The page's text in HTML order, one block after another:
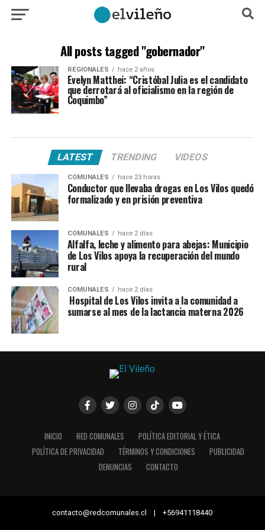
All posts tagged "gobernador"
REGIONALES hace 2 años
Evelyn Matthei: “Cristóbal Julia es el candidato
que derrotará al oficialismo en la región de
Coquimbo”
LATEST TRENDING VIDEOS
COMUNALES hace 23 horas
Conductor que llevaba drogas en Los Vilos quedó
formalizado y en prisión preventiva
COMUNALES hace 2 días
Alfalfa, leche y alimento para abejas: Municipio
de Los Vilos apoya la recuperación del mundo
rural
COMUNALES hace 2 días
Hospital de Los Vilos invita a la comunidad a
sumarse al mes de la lactancia materna 2026
INICIO RED COMUNALES
POLÍTICA EDITORIAL Y ÉTICA
POLÍTICA DE PRIVACIDAD
TÉRMINOS Y CONDICIONES
PUBLICIDAD
DENUNCIAS
CONTACTO
contacto@redcomunales.cl | +56941118440